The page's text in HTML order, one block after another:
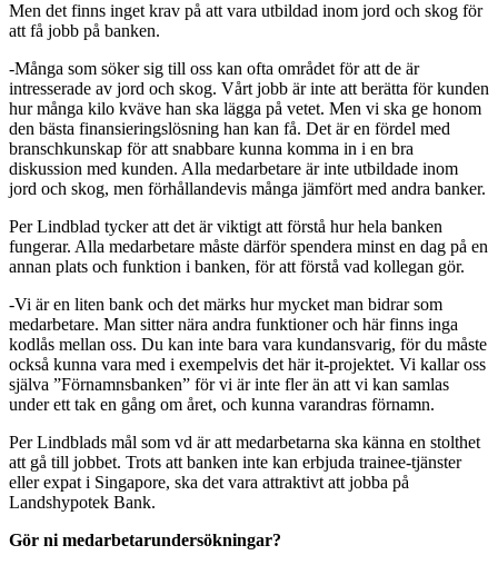
Men det finns inget krav på att vara utbildad inom jord och skog för
att få jobb på banken.
-Många som söker sig till oss kan ofta området för att de är
intresserade av jord och skog. Vårt jobb är inte att berätta för kunden
hur många kilo kväve han ska lägga på vetet. Men vi ska ge honom
den bästa finansieringslösning han kan få. Det är en fördel med
branschkunskap för att snabbare kunna komma in i en bra
diskussion med kunden. Alla medarbetare är inte utbildade inom
jord och skog, men förhållandevis många jämfört med andra banker.
Per Lindblad tycker att det är viktigt att förstå hur hela banken
fungerar. Alla medarbetare måste därför spendera minst en dag på en
annan plats och funktion i banken, för att förstå vad kollegan gör.
-Vi är en liten bank och det märks hur mycket man bidrar som
medarbetare. Man sitter nära andra funktioner och här finns inga
kodlås mellan oss. Du kan inte bara vara kundansvarig, för du måste
också kunna vara med i exempelvis det här it-projektet. Vi kallar oss
själva ”Förnamnsbanken” för vi är inte fler än att vi kan samlas
under ett tak en gång om året, och kunna varandras förnamn.
Per Lindblads mål som vd är att medarbetarna ska känna en stolthet
att gå till jobbet. Trots att banken inte kan erbjuda trainee-tjänster
eller expat i Singapore, ska det vara attraktivt att jobba på
Landshypotek Bank.
Gör ni medarbetarundersökningar?